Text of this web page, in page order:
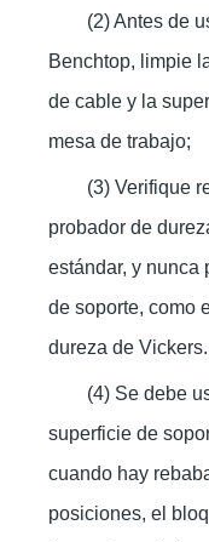
(2) Antes de
Benchtop, limpie
de cable y la
mesa de trabajo;
(3) Verifique
probador de
estándar, y nunca
de soporte, como
dureza de Vickers.
(4) Se debe
superficie de
cuando hay
posiciones, el